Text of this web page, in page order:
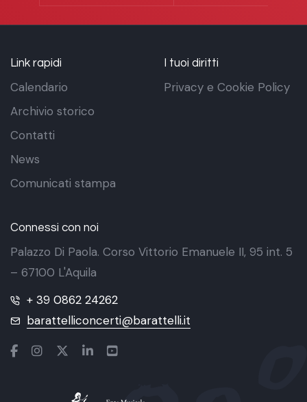
Link rapidi
Calendario
Archivio storico
Contatti
News
Comunicati stampa
I tuoi diritti
Privacy e Cookie Policy
Connessi con noi
Palazzo Di Paola. Corso Vittorio Emanuele II, 95 int. 5
– 67100 L'Aquila
+ 39 0862 24262
barattelliconcerti@barattelli.it